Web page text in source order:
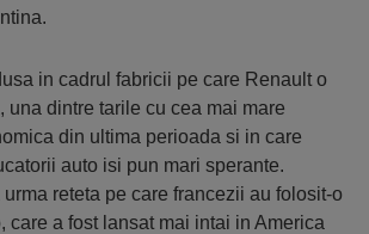
in cadrul fabricii pe care Renault o
una dintre tarile cu cea mai mare
din ultima perioada si in care
auto isi pun mari sperante.
reteta pe care francezii au folosit-o
care a fost lansat mai intai in America